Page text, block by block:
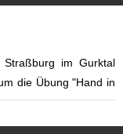
Straßburg im Gurktal
die Übung "Hand in